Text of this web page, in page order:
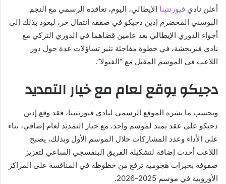
أعلن نادي فيورنتينا الإيطالي، اليوم، تعاقده الرسمي مع النجم
البوسني المخضرم إدين دجيكو في صفقة انتقال حر، ليعود بذلك إلى
أجواء الدوري الإيطالي بعد عامين قضاهما في الدوري التركي مع
نادي فنربخشة، في خطوة مفاجئة تثير تساؤلات عدة حول دور
اللاعب في الموسم المقبل مع “الفيولا”.
دجيكو يوقع لعام مع خيار التمديد
وبحسب ما نشره الموقع الرسمي لنادي فيورنتينا، فقد وقع إدين
دجيكو على عقد يمتد لموسم واحد، مع خيار التمديد لعام إضافي، بناء
على الأداء وعدد المشاركات خلال الموسم الأول وبذلك، يصبح
اللاعب أحدث إضافة لتشكيلة الفريق البنفسجي الساعي لتعزيز
صفوفه بخبرات هجومية ترفع من حظوظه في المنافسة على المراكز
الأوروبية في موسم 2025-2026.